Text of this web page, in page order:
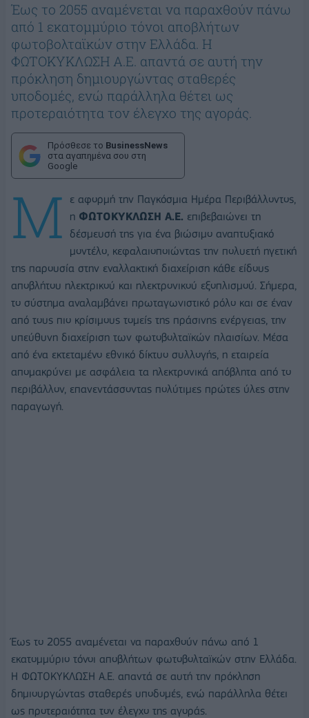
Έως το 2055 αναμένεται να παραχθούν πάνω
από 1 εκατομμύριο τόνοι αποβλήτων
φωτοβολταϊκών στην Ελλάδα. Η
ΦΩΤΟΚΥΚΛΩΣΗ Α.Ε. απαντά σε αυτή την
πρόκληση δημιουργώντας σταθερές
υποδομές, ενώ παράλληλα θέτει ως
προτεραιότητα τον έλεγχο της αγοράς.
Πρόσθεσε το BusinessNews
στα αγαπημένα σου στη
Google
Μ
ε αφορμή την Παγκόσμια Ημέρα Περιβάλλοντος,
η ΦΩΤΟΚΥΚΛΩΣΗ Α.Ε. επιβεβαιώνει τη
δέσμευσή της για ένα βιώσιμο αναπτυξιακό
μοντέλο, κεφαλαιοποιώντας την πολυετή ηγετική
της παρουσία στην εναλλακτική διαχείριση κάθε είδους
αποβλήτου ηλεκτρικού και ηλεκτρονικού εξοπλισμού. Σήμερα,
το σύστημα αναλαμβάνει πρωταγωνιστικό ρόλο και σε έναν
από τους πιο κρίσιμους τομείς της πράσινης ενέργειας, την
υπεύθυνη διαχείριση των φωτοβολταϊκών πλαισίων. Μέσα
από ένα εκτεταμένο εθνικό δίκτυο συλλογής, η εταιρεία
απομακρύνει με ασφάλεια τα ηλεκτρονικά απόβλητα από το
περιβάλλον, επανεντάσσοντας πολύτιμες πρώτες ύλες στην
παραγωγή.
Έως το 2055 αναμένεται να παραχθούν πάνω από 1
εκατομμύριο τόνοι αποβλήτων φωτοβολταϊκών στην Ελλάδα.
Η ΦΩΤΟΚΥΚΛΩΣΗ Α.Ε. απαντά σε αυτή την πρόκληση
δημιουργώντας σταθερές υποδομές, ενώ παράλληλα θέτει
ως προτεραιότητα τον έλεγχο της αγοράς.